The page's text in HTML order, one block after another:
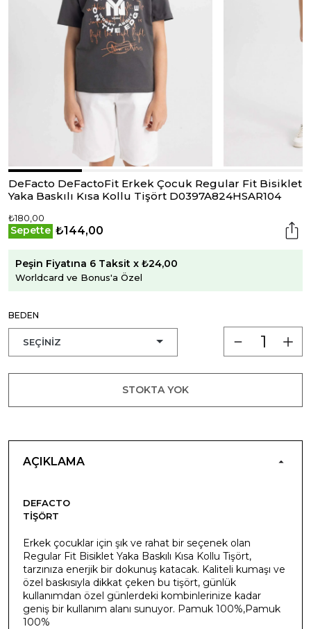
DeFacto DeFactoFit Erkek Çocuk Regular Fit Bisiklet
Yaka Baskılı Kısa Kollu Tişört D0397A824HSAR104
₺180,00
Sepette ₺144,00
Peşin Fiyatına 6 Taksit x ₺24,00
Worldcard ve Bonus'a Özel
BEDEN
STOKTA YOK
AÇIKLAMA
DEFACTO
TIŞÖRT
Erkek çocuklar için şık ve rahat bir seçenek olan
Regular Fit Bisiklet Yaka Baskılı Kısa Kollu Tişört,
tarzınıza enerjik bir dokunuş katacak. Kaliteli kumaşı ve
özel baskısıyla dikkat çeken bu tişört, günlük
kullanımdan özel günlerdeki kombinlerinize kadar
geniş bir kullanım alanı sunuyor. Pamuk 100%,Pamuk
100%